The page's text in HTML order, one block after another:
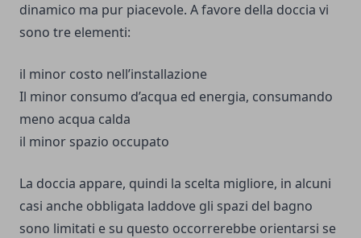
dinamico ma pur piacevole. A favore della doccia vi
sono tre elementi:
il minor costo nell’installazione
Il minor consumo d’acqua ed energia, consumando
meno acqua calda
il minor spazio occupato
La doccia appare, quindi la scelta migliore, in alcuni
casi anche obbligata laddove gli spazi del bagno
sono limitati e su questo occorrerebbe orientarsi se